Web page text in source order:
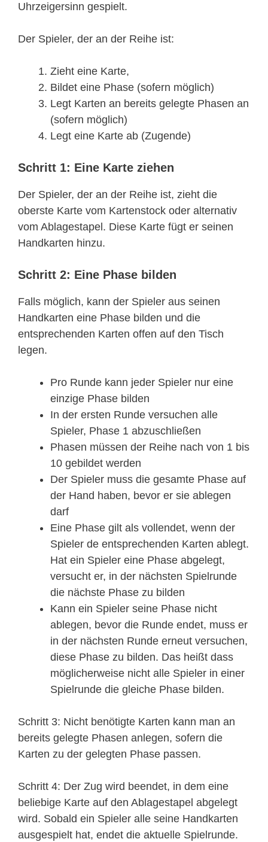
Uhrzeigersinn gespielt.
Der Spieler, der an der Reihe ist:
Zieht eine Karte,
Bildet eine Phase (sofern möglich)
Legt Karten an bereits gelegte Phasen an
(sofern möglich)
Legt eine Karte ab (Zugende)
Schritt 1: Eine Karte ziehen
Der Spieler, der an der Reihe ist, zieht die
oberste Karte vom Kartenstock oder alternativ
vom Ablagestapel. Diese Karte fügt er seinen
Handkarten hinzu.
Schritt 2: Eine Phase bilden
Falls möglich, kann der Spieler aus seinen
Handkarten eine Phase bilden und die
entsprechenden Karten offen auf den Tisch
legen.
Pro Runde kann jeder Spieler nur eine
einzige Phase bilden
In der ersten Runde versuchen alle
Spieler, Phase 1 abzuschließen
Phasen müssen der Reihe nach von 1 bis
10 gebildet werden
Der Spieler muss die gesamte Phase auf
der Hand haben, bevor er sie ablegen
darf
Eine Phase gilt als vollendet, wenn der
Spieler de entsprechenden Karten ablegt.
Hat ein Spieler eine Phase abgelegt,
versucht er, in der nächsten Spielrunde
die nächste Phase zu bilden
Kann ein Spieler seine Phase nicht
ablegen, bevor die Runde endet, muss er
in der nächsten Runde erneut versuchen,
diese Phase zu bilden. Das heißt dass
möglicherweise nicht alle Spieler in einer
Spielrunde die gleiche Phase bilden.
Schritt 3: Nicht benötigte Karten kann man an
bereits gelegte Phasen anlegen, sofern die
Karten zu der gelegten Phase passen.
Schritt 4: Der Zug wird beendet, in dem eine
beliebige Karte auf den Ablagestapel abgelegt
wird. Sobald ein Spieler alle seine Handkarten
ausgespielt hat, endet die aktuelle Spielrunde.